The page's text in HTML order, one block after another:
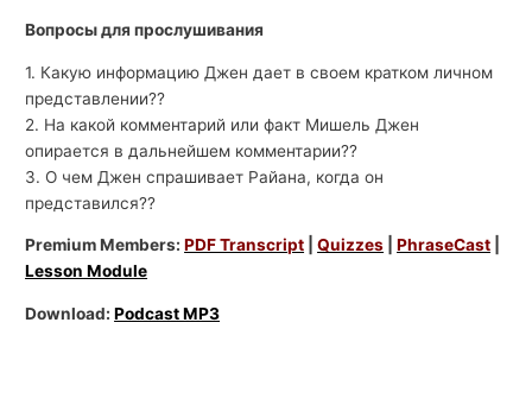
Вопросы для прослушивания
1. Какую информацию Джен дает в своем кратком личном
представлении??
2. На какой комментарий или факт Мишель Джен
опирается в дальнейшем комментарии??
3. О чем Джен спрашивает Райана, когда он
представился??
Premium Members:PDF Transcript |Quizzes |PhraseCast
Lesson Module
Download:Podcast MP3